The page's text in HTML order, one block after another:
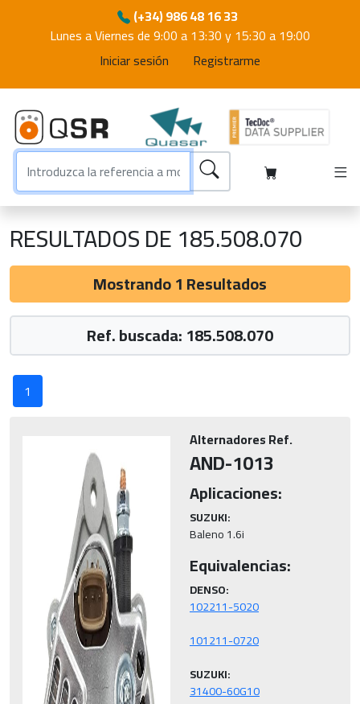
(+34) 986 48 16 33
Lunes a Viernes de 9:00 a 13:30 y 15:30 a 19:00
Iniciar sesión
Registrarme
RESULTADOS DE 185.508.070
Mostrando 1 Resultados
Ref. buscada: 185.508.070
1
Alternadores Ref.
AND-1013
Aplicaciones:
SUZUKI:
Baleno 1.6i
Equivalencias:
DENSO:
SUZUKI:
31400-60G10